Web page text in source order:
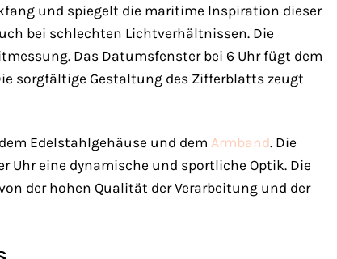
und spiegelt die maritime Inspiration dieser
bei schlechten Lichtverhältnissen. Die
Das Datumsfenster bei 6 Uhr fügt dem
sorgfältige Gestaltung des Zifferblatts zeugt
Edelstahlgehäuse und dem Armband. Die
Uhr eine dynamische und sportliche Optik. Die
der hohen Qualität der Verarbeitung und der